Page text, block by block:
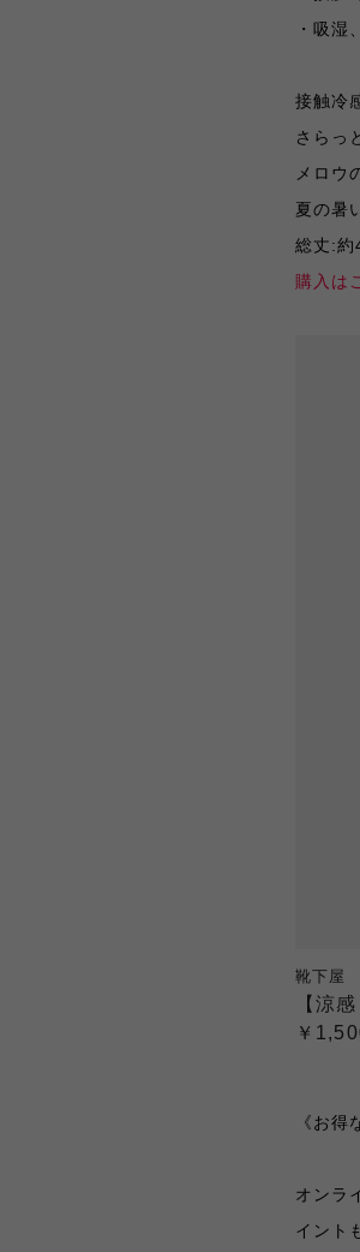
・吸湿
接触冷
さらっ
メロウ
夏の暑
総丈:約
購入は
靴下屋
【涼
￥
《お
オンラ
イント